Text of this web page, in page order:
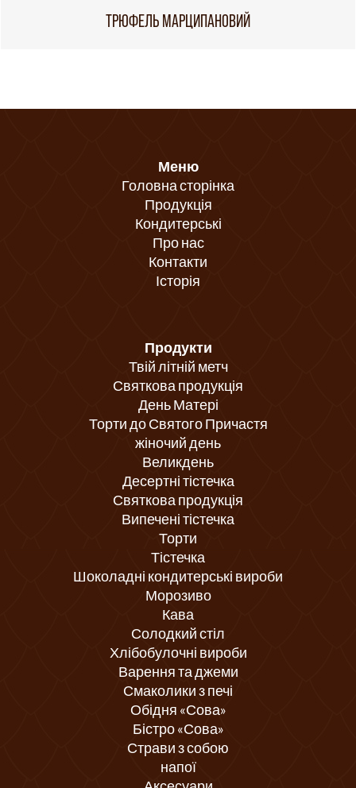
ТРЮФЕЛЬ МАРЦИПАНОВИЙ
Меню
Головна сторінка
Продукція
Кондитерські
Про нас
Контакти
Історія
Продукти
Твій літній метч
Святкова продукція
День Матері
Торти до Святого Причастя
жіночий день
Великдень
Десертні тістечка
Святкова продукція
Випечені тістечка
Торти
Тістечка
Шоколадні кондитерські вироби
Морозиво
Кава
Солодкий стіл
Хлібобулочні вироби
Варення та джеми
Смаколики з печі
Обідня «Сова»
Бістро «Сова»
Страви з собою
напої